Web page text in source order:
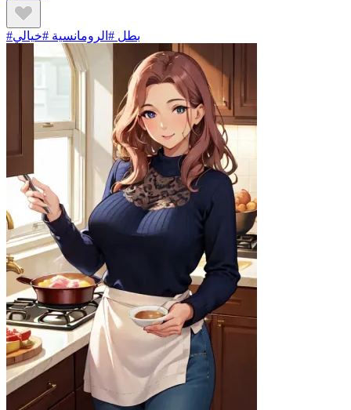
#بطل #الرومانسية #خيالي